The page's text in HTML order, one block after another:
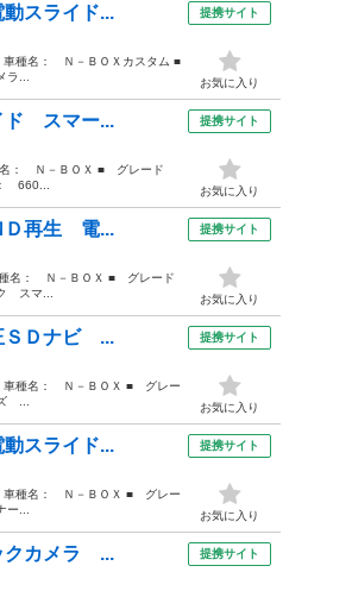
スライド...
種名： Ｎ－ＢＯＸカスタム ■
...
提携サイト
お気に入り
ド スマー...
： Ｎ－ＢＯＸ ■ グレード
660...
提携サイト
お気に入り
Ｄ再生 電...
名： Ｎ－ＢＯＸ ■ グレード
スマ...
提携サイト
お気に入り
ＳＤナビ ...
種名： Ｎ－ＢＯＸ ■ グレー
...
提携サイト
お気に入り
スライド...
種名： Ｎ－ＢＯＸ ■ グレー
...
提携サイト
お気に入り
クカメラ ... 提携サイト